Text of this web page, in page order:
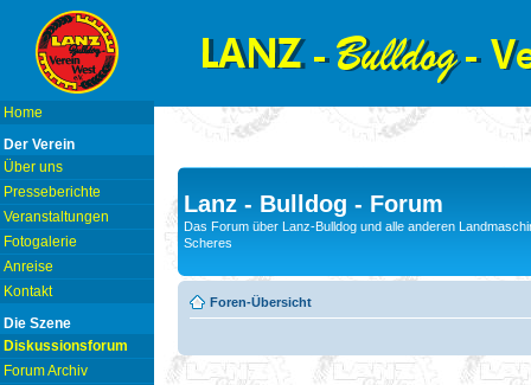
Home
Der Verein
Über uns
Presseberichte
Veranstaltungen
Fotogalerie
Anreise
Kontakt
Die Szene
Diskussionsforum
Forum Archiv
Lanz - Bulldog - Forum
Das Forum über Lanz-Bulldog und alle anderen
Scheres
Foren-Übersicht